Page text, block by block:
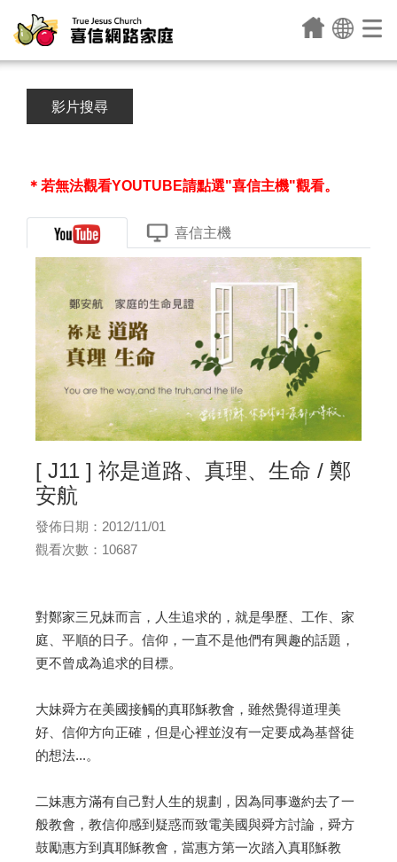
影片搜尋
＊若無法觀看YOUTUBE請點選"喜信主機"觀看。
喜信主機
[ J11 ] 祢是道路、真理、生命 / 鄭
安航
發佈日期：2012/11/01
觀看次數：10687
對鄭家三兄妹而言，人生追求的，就是學歷、工作、家
庭、平順的日子。信仰，一直不是他們有興趣的話題，
更不曾成為追求的目標。
大妹舜方在美國接觸的真耶穌教會，雖然覺得道理美
好、信仰方向正確，但是心裡並沒有一定要成為基督徒
的想法...。
二妹惠方滿有自己對人生的規劃，因為同事邀約去了一
般教會，教信仰感到疑惑而致電美國與舜方討論，舜方
鼓勵惠方到真耶穌教會，當惠方第一次踏入真耶穌教